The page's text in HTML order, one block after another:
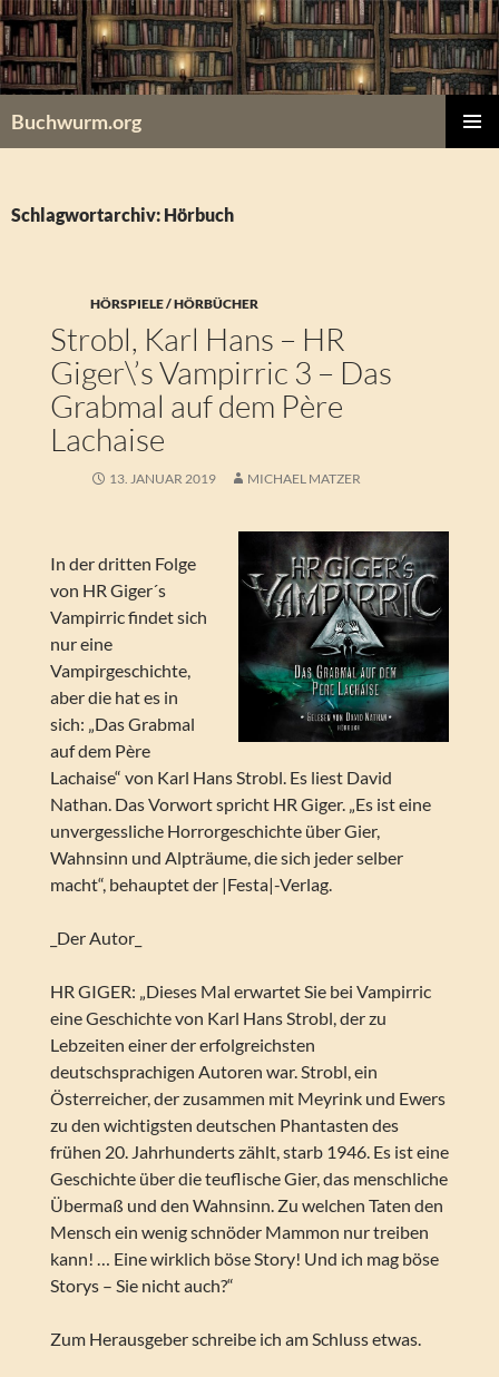
Zum
Inhalt
springen
Buchwurm.org
Schlagwortarchiv: Hörbuch
HÖRSPIELE / HÖRBÜCHER
Strobl, Karl Hans – HR
Giger\’s Vampirric 3 – Das
Grabmal auf dem Père
Lachaise
13. JANUAR 2019 MICHAEL MATZER
In der dritten Folge
von HR Giger´s
Vampirric findet sich
nur eine
Vampirgeschichte,
aber die hat es in
sich: „Das Grabmal
auf dem Père
Lachaise“ von Karl Hans Strobl. Es liest David
Nathan. Das Vorwort spricht HR Giger. „Es ist eine
unvergessliche Horrorgeschichte über Gier,
Wahnsinn und Alpträume, die sich jeder selber
macht“, behauptet der |Festa|-Verlag.
_Der Autor_
HR GIGER: „Dieses Mal erwartet Sie bei Vampirric
eine Geschichte von Karl Hans Strobl, der zu
Lebzeiten einer der erfolgreichsten
deutschsprachigen Autoren war. Strobl, ein
Österreicher, der zusammen mit Meyrink und Ewers
zu den wichtigsten deutschen Phantasten des
frühen 20. Jahrhunderts zählt, starb 1946. Es ist eine
Geschichte über die teuflische Gier, das menschliche
Übermaß und den Wahnsinn. Zu welchen Taten den
Mensch ein wenig schnöder Mammon nur treiben
kann! … Eine wirklich böse Story! Und ich mag böse
Storys – Sie nicht auch?“
Zum Herausgeber schreibe ich am Schluss etwas.